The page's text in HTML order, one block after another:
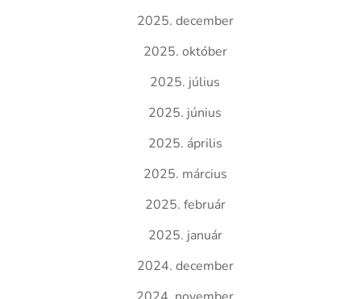
2025. december
2025. október
2025. július
2025. június
2025. április
2025. március
2025. február
2025. január
2024. december